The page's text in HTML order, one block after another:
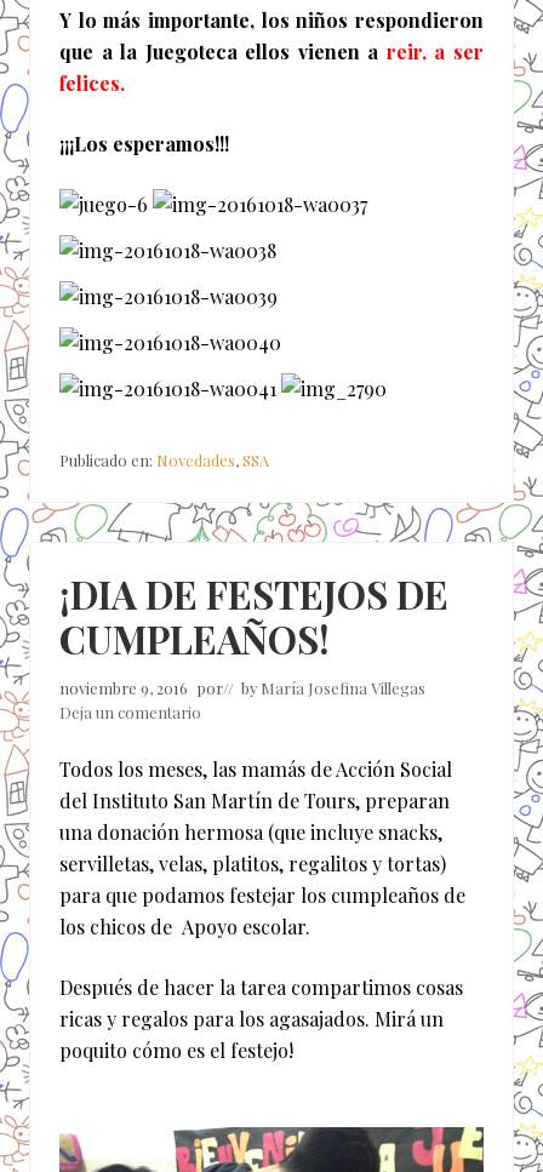
Y lo más importante, los niños respondieron
que a la Juegoteca ellos vienen a reir, a ser
felices.
¡¡¡Los esperamos!!!
Publicado en: Novedades,SSA
¡DIA DE FESTEJOS DE
CUMPLEAÑOS!
noviembre 9, 2016 por// by María Josefina Villegas
Deja un comentario
Todos los meses, las mamás de Acción Social
del Instituto San Martín de Tours, preparan
una donación hermosa (que incluye snacks,
servilletas, velas, platitos, regalitos y tortas)
para que podamos festejar los cumpleaños de
los chicos de Apoyo escolar.
Después de hacer la tarea compartimos cosas
ricas y regalos para los agasajados. Mirá un
poquito cómo es el festejo!